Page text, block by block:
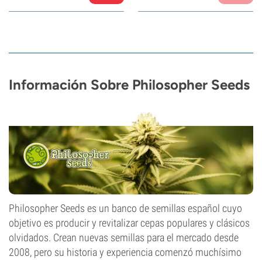
Información Sobre Philosopher Seeds
Philosopher Seeds es un banco de semillas español cuyo
objetivo es producir y revitalizar cepas populares y clásicos
olvidados. Crean nuevas semillas para el mercado desde
2008, pero su historia y experiencia comenzó muchísimo